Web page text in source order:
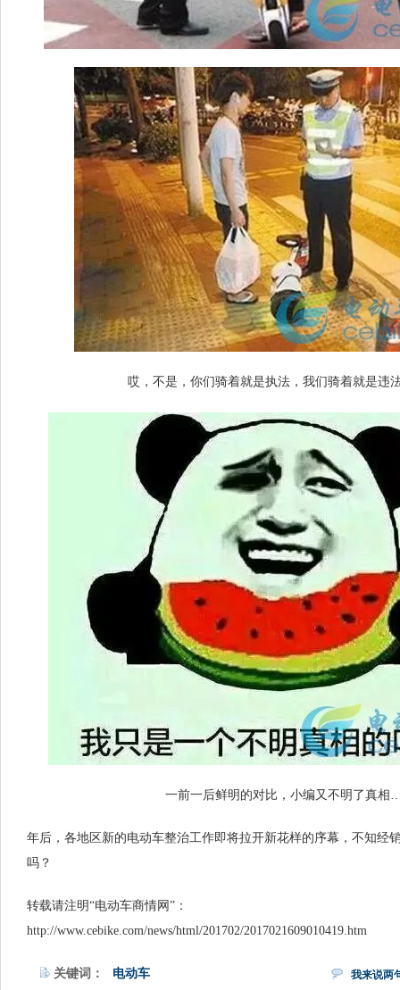
哎，不是，你们骑着就是执法，我们骑着就是
一前一后鲜明的对比，小编又不明了真
年后，各地区新的电动车整治工作即将拉开新花样的序幕，不知经
吗？
转载请注明“电动车商情网”：
http://www.cebike.com/news/html/201702/2017021609010419.htm
关键词： 电动车 我来说两